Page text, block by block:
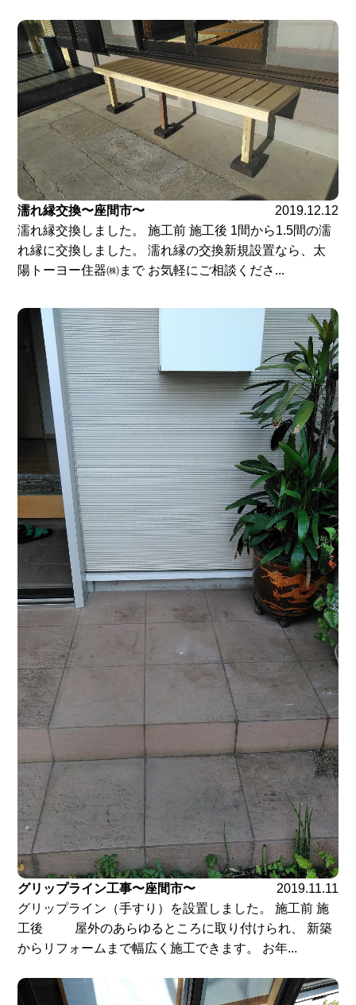
濡れ縁交換〜座間市〜
2019.12.12
濡れ縁交換しました。 施工前 施工後 1間から1.5間の濡
れ縁に交換しました。 濡れ縁の交換新規設置なら、太
陽トーヨー住器㈱まで お気軽にご相談くださ...
グリップライン工事〜座間市〜
2019.11.11
グリップライン（手すり）を設置しました。 施工前 施
工後 屋外のあらゆるところに取り付けられ、 新築
からリフォームまで幅広く施工できます。 お年...